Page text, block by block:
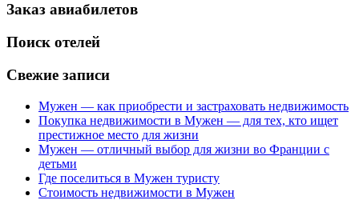
Заказ авиабилетов
Поиск отелей
Свежие записи
Мужен — как приобрести и застраховать недвижимость
Покупка недвижимости в Мужен — для тех, кто ищет
престижное место для жизни
Мужен — отличный выбор для жизни во Франции с
детьми
Где поселиться в Мужен туристу
Стоимость недвижимости в Мужен